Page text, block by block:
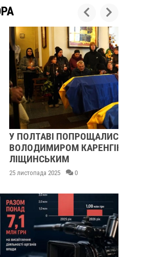
ІЗ ВІЙСЬКОВИМИ
ТА ОЛЕГОМ